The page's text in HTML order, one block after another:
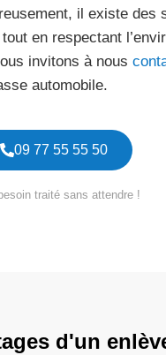
il existe des
en respectant
invitons à nous
automobile.
09 77 55 55 50
traité sans attendre !
d'un